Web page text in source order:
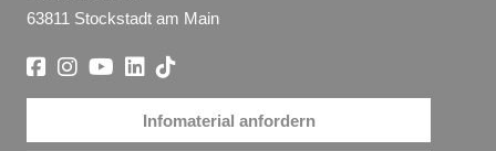
63811 Stockstadt am Main
Infomaterial anfordern